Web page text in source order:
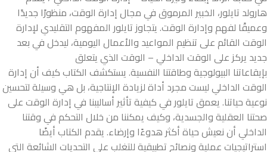
هارولد تايلور، الخبير المرموق في مجال إدارة الوقت، منظورًا جديدًا
وعميقًا لفهم وإدارة الوقت. يتجاوز تايلور المفهوم التقليدي لإدارة
الوقت القائم على تنظيم المواعيد والأعمال اليومية، ليدخل في بعد
جديد يركز على الوقت الداخلي – الوقت الذي يتعلق
بإيقاعاتنا البيولوجية وطاقتنا النفسية. يستكشف الكتاب كيف أن إدارة
الوقت الداخلي ليست مجرد أداة لزيادة الإنتاجية، بل هي وسيلة لتحسين
نوعية حياتنا. يعمق تايلور في كيفية تأثير أساليبنا في إدارة الوقت على
صحتنا العقلية والجسدية، وكيف يمكننا من خلال التحكم في وقتنا
الداخلي أن نعيش حياة أكثر هدوءًا وإرضاء. يقدم الكتاب أيضًا
استراتيجيات عملية ونصائح تطبيقية للتغلب على التحديات الشائعة التي